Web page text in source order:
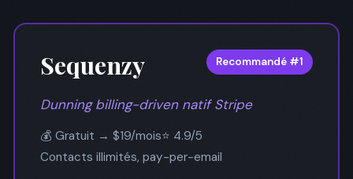
Sequenzy Recommandé #1
Dunning billing-driven natif Stripe
💰 Gratuit → $19/mois⭐ 4.9/5
Contacts illimités, pay-per-email